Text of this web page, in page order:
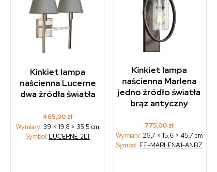
Kinkiet lampa
naścienna Lucerne
dwa źródła światła
465,00 zł
Wymiary: 39 × 19,8 × 35,5 cm
Symbol: LUCERNE-2LT
Kinkiet lampa
naścienna Marlena
jedno źródło światła
brąz antyczny
775,00 zł
Wymiary: 26,7 × 15,6 × 45,7 cm
Symbol: FE-MARLENA1-ANBZ